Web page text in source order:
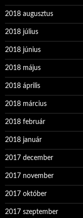
2018 augusztus
2018 július
2018 június
2018 május
2018 április
2018 március
2018 február
2018 január
2017 december
2017 november
2017 október
2017 szeptember